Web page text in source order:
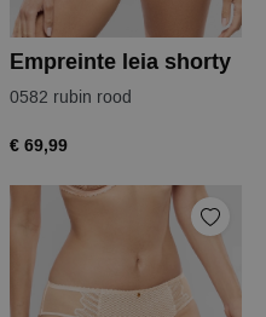
Empreinte leia shorty
0582 rubin rood
€ 69,99